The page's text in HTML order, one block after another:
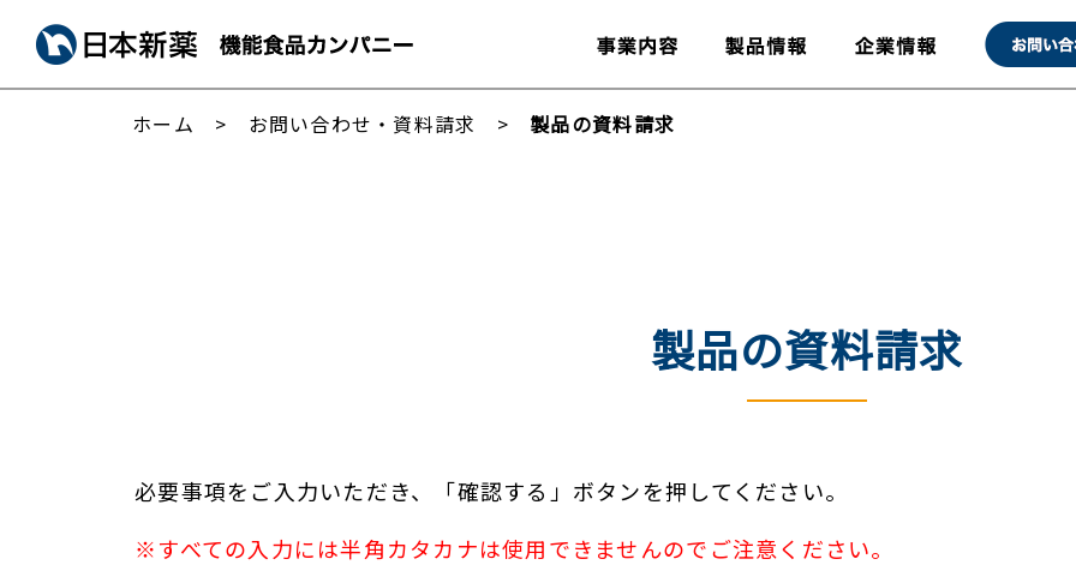
ホーム お問い合わせ・資料請求 製品の資料請求
製品の資料請求
必要事項をご入力いただき、「確認する」ボタンを押してください。
※すべての入力には半角カタカナは使用できませんのでご注意ください。